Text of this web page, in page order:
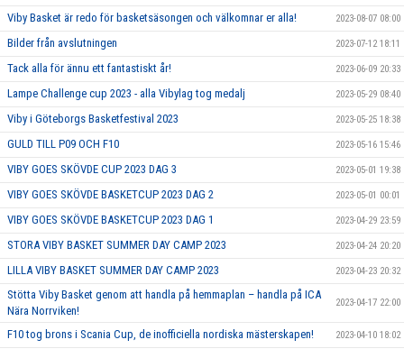
Viby Basket är redo för basketsäsongen och välkomnar er alla! 2023-08-07 08:00
Bilder från avslutningen 2023-07-12 18:11
Tack alla för ännu ett fantastiskt år! 2023-06-09 20:33
Lampe Challenge cup 2023 - alla Vibylag tog medalj 2023-05-29 08:40
Viby i Göteborgs Basketfestival 2023 2023-05-25 18:38
GULD TILL P09 OCH F10 2023-05-16 15:46
VIBY GOES SKÖVDE CUP 2023 DAG 3 2023-05-01 19:38
VIBY GOES SKÖVDE BASKETCUP 2023 DAG 2 2023-05-01 00:01
VIBY GOES SKÖVDE BASKETCUP 2023 DAG 1 2023-04-29 23:59
STORA VIBY BASKET SUMMER DAY CAMP 2023 2023-04-24 20:20
LILLA VIBY BASKET SUMMER DAY CAMP 2023 2023-04-23 20:32
Stötta Viby Basket genom att handla på hemmaplan – handla på ICA
Nära Norrviken!
2023-04-17 22:00
F10 tog brons i Scania Cup, de inofficiella nordiska mästerskapen! 2023-04-10 18:02